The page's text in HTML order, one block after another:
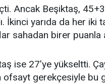
Ancak Beşiktaş,
İkinci yarıda da her iki
sahadan birer puanla
ise 27’ye yükseltti.
ofsayt gerekçesiyle bu